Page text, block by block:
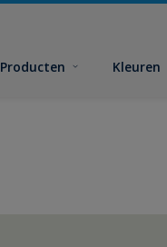
Producten Kleuren